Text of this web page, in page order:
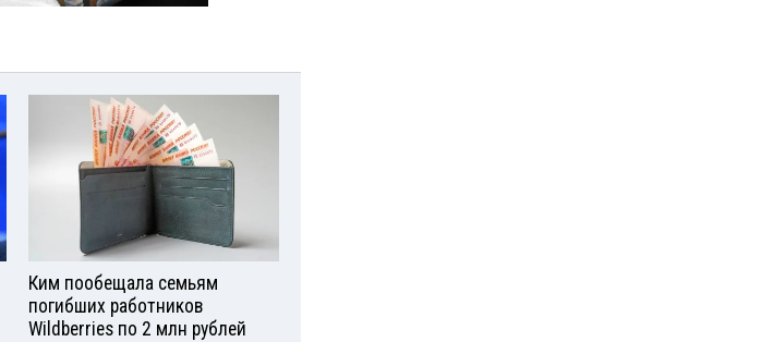
Ким пообещала семьям
погибших работников
Wildberries по 2 млн рублей